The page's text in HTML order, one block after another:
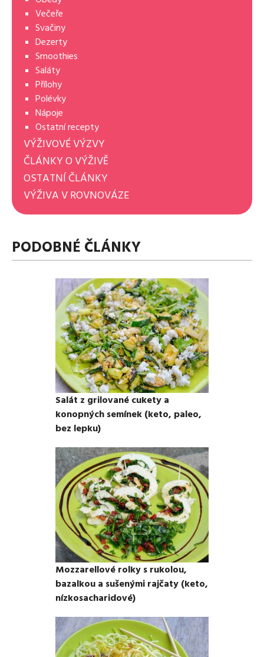
Večeře
Svačiny
Dezerty
Smoothies
Saláty
Přílohy
Polévky
Nápoje
Ostatní recepty
VÝŽIVOVÉ VÝZVY
ČLÁNKY O VÝŽIVĚ
OSTATNÍ ČLÁNKY
VÝŽIVA V ROVNOVÁZE
PODOBNÉ ČLÁNKY
Salát z grilované cukety a
konopných semínek (keto, paleo,
bez lepku)
Mozzarellové rolky s rukolou,
bazalkou a sušenými rajčaty (keto,
nízkosacharidové)